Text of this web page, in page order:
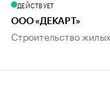
ДЕЙСТВУЕТ
ООО «ДЕКАРТ»
Строительство